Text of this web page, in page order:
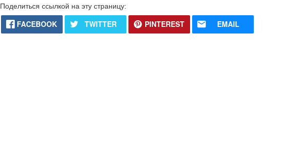
Поделиться ссылкой на эту страницу:
FACEBOOK TWITTER PINTEREST EMAIL